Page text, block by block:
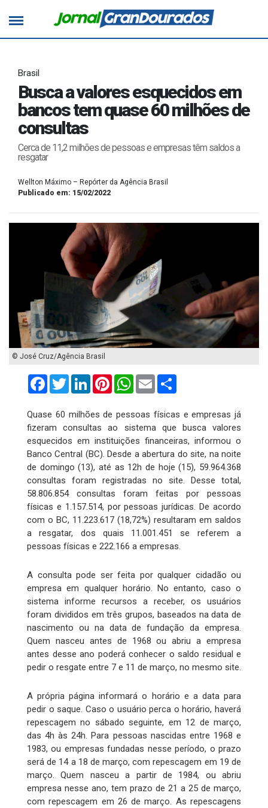
Brasil
Busca a valores esquecidos em
bancos tem quase 60 milhões de
consultas
Cerca de 11,2 milhões de pessoas e empresas têm saldos a
resgatar
Wellton Máximo – Repórter da Agência Brasil
Publicado em: 15/02/2022
© José Cruz/Agência Brasil
FacebookTwitterLinkedInPinterestWhatsApp
Email
Quase 60 milhões de pessoas físicas e empresas já
fizeram consultas ao sistema que busca valores
esquecidos em instituições financeiras, informou o
Banco Central (BC). Desde a abertura do site, na noite
de domingo (13), até as 12h de hoje (15), 59.964.368
consultas foram registradas no site. Desse total,
58.806.854 consultas foram feitas por pessoas
físicas e 1.157.514, por pessoas jurídicas. De acordo
com o BC, 11.223.617 (18,72%) resultaram em saldos
a resgatar, dos quais 11.001.451 se referem a
pessoas físicas e 222.166 a empresas.
A consulta pode ser feita por qualquer cidadão ou
empresa em qualquer horário. No entanto, caso o
sistema informe recursos a receber, os usuários
foram divididos em três grupos, baseados na data de
nascimento ou na data de fundação da empresa.
Quem nasceu antes de 1968 ou abriu a empresa
antes desse ano poderá conhecer o saldo residual e
pedir o resgate entre 7 e 11 de março, no mesmo site.
A própria página informará o horário e a data para
pedir o saque. Caso o usuário perca o horário, haverá
repescagem no sábado seguinte, em 12 de março,
das 4h às 24h. Para pessoas nascidas entre 1968 e
1983, ou empresas fundadas nesse período, o prazo
será de 14 a 18 de março, com repescagem em 19 de
março. Quem nasceu a partir de 1984, ou abriu
empresa nesse ano, tem prazo de 21 a 25 de março,
com repescagem em 26 de março. As repescagens